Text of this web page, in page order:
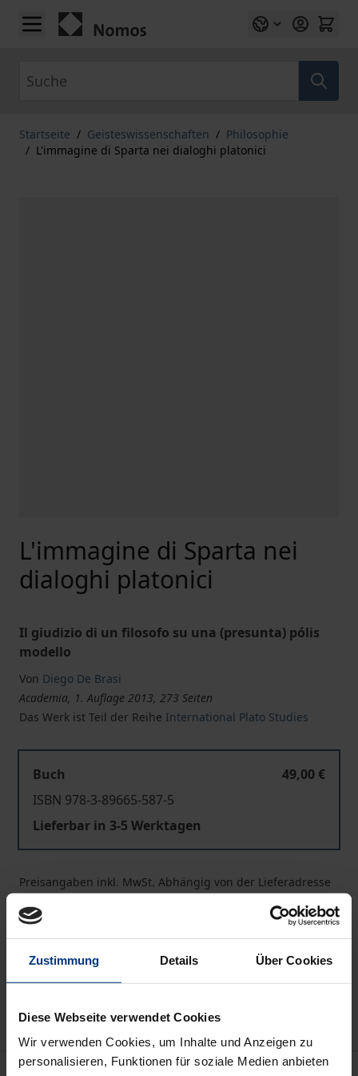
Zustimmung Details Über Cookies
Diese Webseite verwendet Cookies
Wir verwenden Cookies, um Inhalte und Anzeigen zu
personalisieren, Funktionen für soziale Medien anbieten
Zum Inhalt springen
Startseite / Geisteswissenschaften / Philosophie
/ L'immagine di Sparta nei dialoghi platonici
L'immagine di Sparta nei
dialoghi platonici
Il giudizio di un filosofo su una (presunta) pólis
modello
Von Diego De Brasi
Academia, 1. Auflage 2013, 273 Seiten
Das Werk ist Teil der Reihe International Plato Studies
Buch
49,00 €
ISBN 978-3-89665-587-5
Lieferbar in 3-5 Werktagen
Preisangaben inkl. MwSt. Abhängig von der Lieferadresse
kann die MwSt. an der Kasse variieren.
In den Warenkorb
Zur Wunschliste hinzufügen
Beschreibung